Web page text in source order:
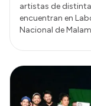
artistas de
encuentran en
Nacional de